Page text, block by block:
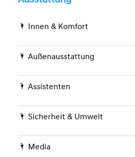
Innen & Komfort
Außenausstattung
Assistenten
Sicherheit & Umwelt
Media